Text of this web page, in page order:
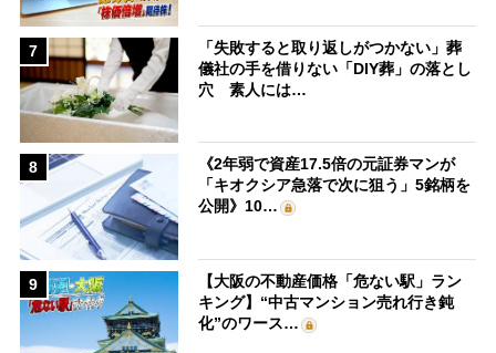
7
「失敗すると取り返しがつかない」葬
儀社の手を借りない「DIY葬」の落とし
穴 素人には…
8
《2年弱で資産17.5倍の元証券マンが
「キオクシア急落で次に狙う」5銘柄を
公開》10…
9
【大阪の不動産価格「危ない駅」ラン
キング】“中古マンション売れ行き鈍
化”のワース…